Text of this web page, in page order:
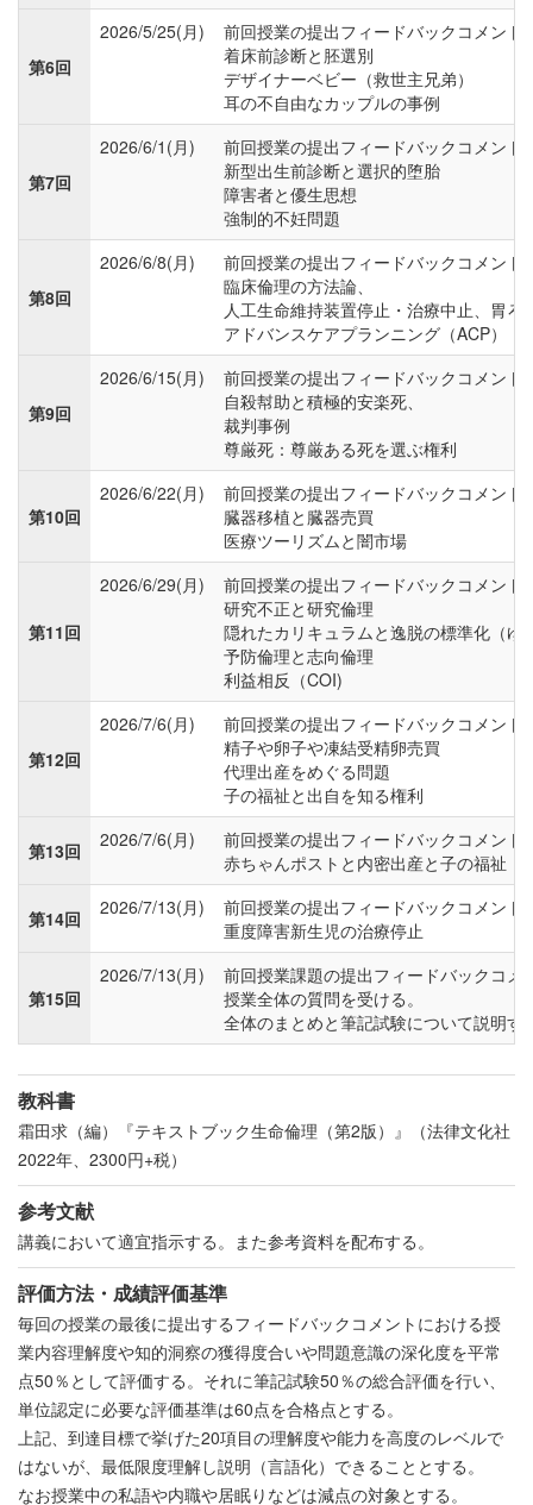
第6回
2026/5/25(月)
前回授業の提出フィードバックコメン
着床前診断と胚選別
デザイナーベビー（救世主兄弟）
耳の不自由なカップルの事例
第7回
2026/6/1(月)
前回授業の提出フィードバックコメン
新型出生前診断と選択的堕胎
障害者と優生思想
強制的不妊問題
第8回
2026/6/8(月)
前回授業の提出フィードバックコメン
臨床倫理の方法論、
人工生命維持装置停止・治療中止、胃ろ
アドバンスケアプランニング（ACP）
第9回
2026/6/15(月)
前回授業の提出フィードバックコメン
自殺幇助と積極的安楽死、
裁判事例
尊厳死：尊厳ある死を選ぶ権利
第10回
2026/6/22(月)
前回授業の提出フィードバックコメン
臓器移植と臓器売買
医療ツーリズムと闇市場
第11回
2026/6/29(月)
前回授業の提出フィードバックコメン
研究不正と研究倫理
隠れたカリキュラムと逸脱の標準化（ゆ
予防倫理と志向倫理
利益相反（COI)
第12回
2026/7/6(月)
前回授業の提出フィードバックコメン
精子や卵子や凍結受精卵売買
代理出産をめぐる問題
子の福祉と出自を知る権利
第13回 2026/7/6(月)
前回授業の提出フィードバックコメン
赤ちゃんポストと内密出産と子の福祉
第14回 2026/7/13(月)
前回授業の提出フィードバックコメン
重度障害新生児の治療停止
第15回
2026/7/13(月)
前回授業課題の提出フィードバックコ
授業全体の質問を受ける。
全体のまとめと筆記試験について説明す
教科書
霜田求（編）『テキストブック生命倫理（第2版）』（法律文化社
2022年、2300円+税）
参考文献
講義において適宜指示する。また参考資料を配布する。
評価方法・成績評価基準
毎回の授業の最後に提出するフィードバックコメントにおける授
業内容理解度や知的洞察の獲得度合いや問題意識の深化度を平常
点50％として評価する。それに筆記試験50％の総合評価を行い、
単位認定に必要な評価基準は60点を合格点とする。
上記、到達目標で挙げた20項目の理解度や能力を高度のレベルで
はないが、最低限度理解し説明（言語化）できることとする。
なお授業中の私語や内職や居眠りなどは減点の対象とする。